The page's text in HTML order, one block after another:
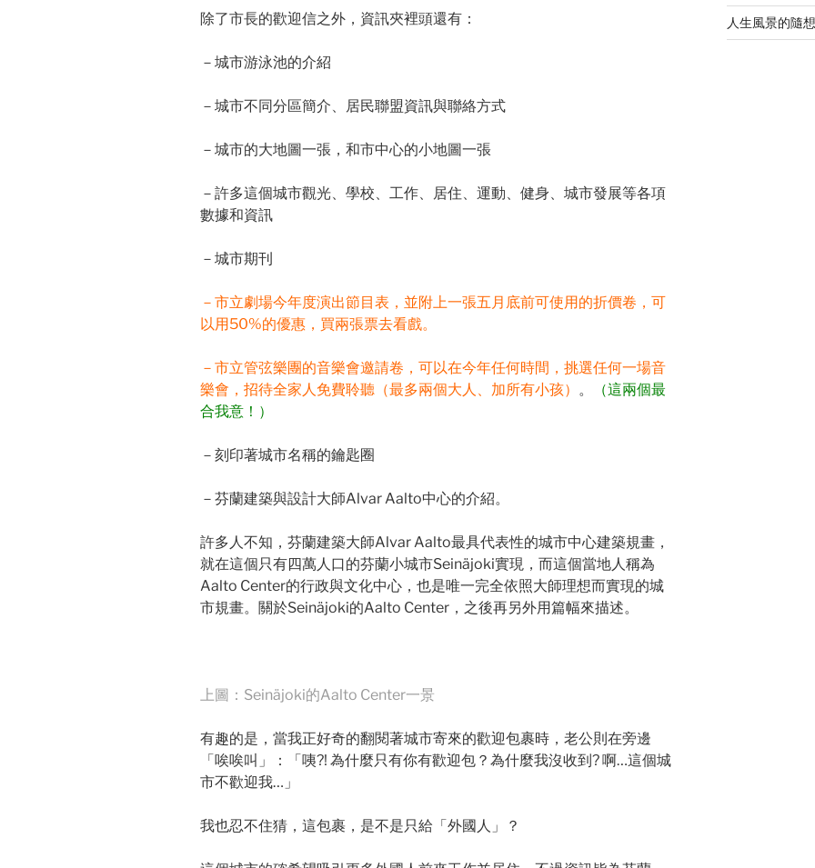
除了市長的歡迎信之外，資訊夾裡頭還有：
－城市游泳池的介紹
－城市不同分區簡介、居民聯盟資訊與聯絡方式
－城市的大地圖一張，和市中心的小地圖一張
－許多這個城市觀光、學校、工作、居住、運動、健身、城市發展等各項
數據和資訊
－城市期刊
－市立劇場今年度演出節目表，並附上一張五月底前可使用的折價卷，可
以用50%的優惠，買兩張票去看戲。
－市立管弦樂團的音樂會邀請卷，可以在今年任何時間，挑選任何一場音
樂會，招待全家人免費聆聽（最多兩個大人、加所有小孩） 。
（這兩個最
合我意！）
－刻印著城市名稱的鑰匙圈
－芬蘭建築與設計大師Alvar Aalto中心的介紹。
許多人不知，芬蘭建築大師Alvar Aalto最具代表性的城市中心建築規畫，
就在這個只有四萬人口的芬蘭小城市Seinäjoki實現，而這個當地人稱為
Aalto Center的行政與文化中心，也是唯一完全依照大師理想而實現的城
市規畫。關於Seinäjoki的Aalto Center，之後再另外用篇幅來描述。
上圖：Seinäjoki的Aalto Center一景
有趣的是，當我正好奇的翻閱著城市寄來的歡迎包裹時，老公則在旁邊
「唉唉叫」：「咦?! 為什麼只有你有歡迎包？為什麼我沒收到? 啊…這個城
市不歡迎我…」
我也忍不住猜，這包裹，是不是只給「外國人」？
人生風景的隨想